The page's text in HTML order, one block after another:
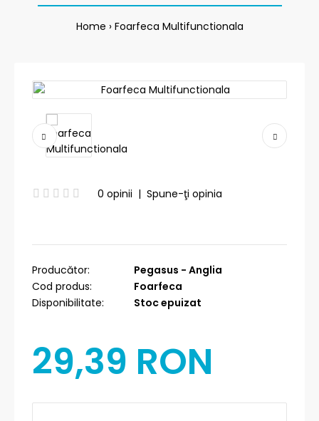
Home Foarfeca Multifunctionala
0 opinii | Spune-ţi opinia
Producător:
Pegasus - Anglia
Cod produs:
Foarfeca
Disponibilitate:
Stoc epuizat
29,39 RON